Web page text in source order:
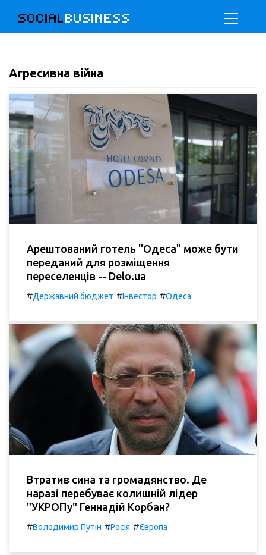
SOCIALBUSINESS
Агресивна війна
Арештований готель "Одеса" може бути
переданий для розміщення
переселенців -- Delo.ua
#Державний бюджет #Інвестор #Одеса
Втратив сина та громадянство. Де
наразі перебуває колишній лідер
"УКРОПу" Геннадій Корбан?
#Володимир Путін #Росія #Європа